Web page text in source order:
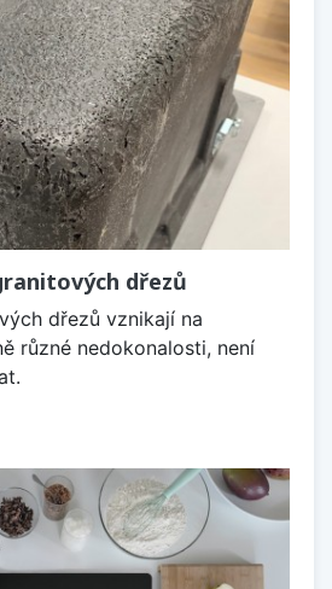
dřezů
dřezů vznikají na
různé nedokonalosti, není